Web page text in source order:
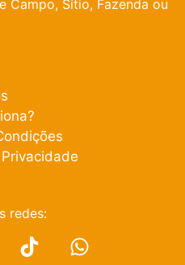
Campo, Sítio, Fazenda ou
redes: